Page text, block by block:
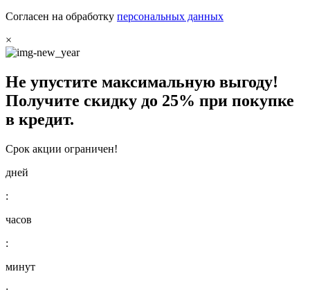
Согласен на обработку персональных данных
×
Не упустите максимальную выгоду!
Получите скидку до 25% при покупке
в кредит.
Срок акции ограничен!
дней
:
часов
:
минут